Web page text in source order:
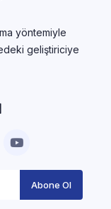
yöntemiyle
geliştiriciye